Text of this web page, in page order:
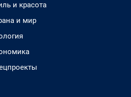
и красота
и мир